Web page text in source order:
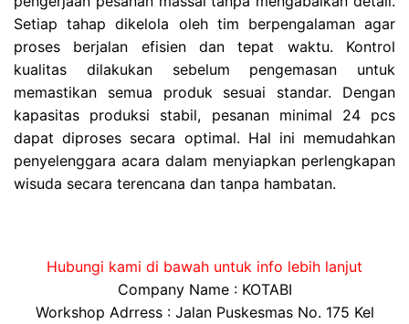
Setiap tahap dikelola oleh tim berpengalaman agar
proses berjalan efisien dan tepat waktu. Kontrol
kualitas dilakukan sebelum pengemasan untuk
memastikan semua produk sesuai standar. Dengan
kapasitas produksi stabil, pesanan minimal 24 pcs
dapat diproses secara optimal. Hal ini memudahkan
penyelenggara acara dalam menyiapkan perlengkapan
wisuda secara terencana dan tanpa hambatan.
Hubungi kami di bawah untuk info lebih lanjut
Company Name : KOTABI
Workshop Adrress : Jalan Puskesmas No. 175 Kel